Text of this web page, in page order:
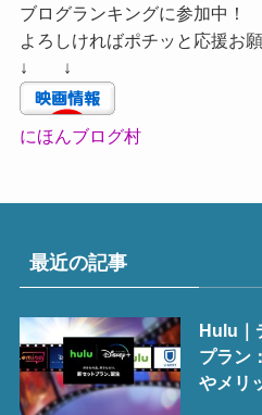
ブログランキングに参加中！
よろしければポチッと応援お
↓ ↓
にほんブログ村
最近の記事
Hulu｜
プラン
やメリ